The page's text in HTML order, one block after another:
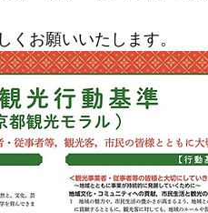
くお願いいたします。